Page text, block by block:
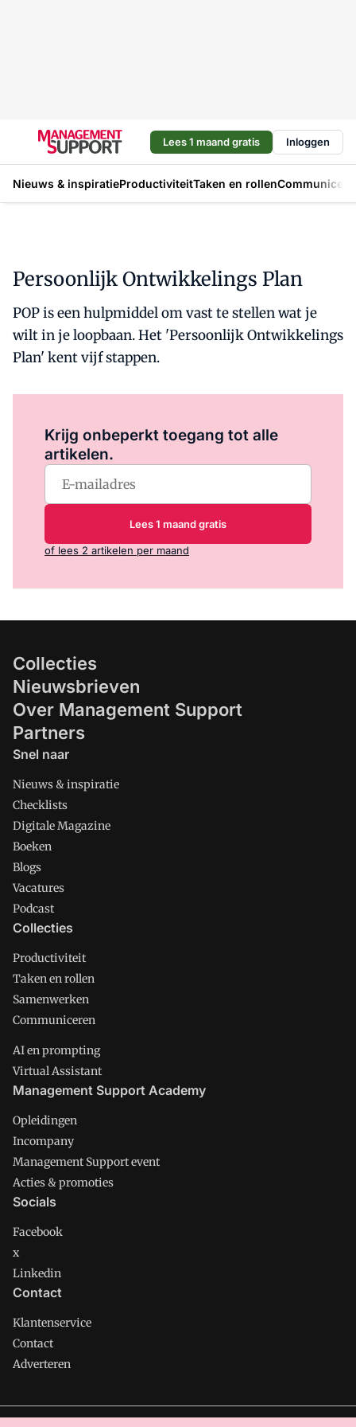
Lees 1 maand gratis Inloggen
Nieuws & inspiratieProductiviteitTaken en rollen
Persoonlijk Ontwikkelings Plan
POP is een hulpmiddel om vast te stellen wat je
wilt in je loopbaan. Het 'Persoonlijk Ontwikkelings
Plan' kent vijf stappen.
Krijg onbeperkt toegang tot alle
artikelen.
Lees 1 maand gratis
of lees 2 artikelen per maand
Collecties
Nieuwsbrieven
Over Management Support
Partners
Snel naar
Nieuws & inspiratie
Checklists
Digitale Magazine
Boeken
Blogs
Vacatures
Podcast
Collecties
Productiviteit
Taken en rollen
Samenwerken
Communiceren
AI en prompting
Virtual Assistant
Management Support Academy
Opleidingen
Incompany
Management Support event
Acties & promoties
Socials
Facebook
x
Linkedin
Contact
Klantenservice
Contact
Adverteren